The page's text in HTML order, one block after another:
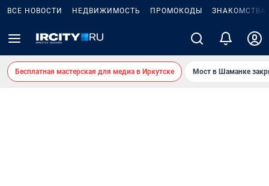
ВСЕ НОВОСТИ НЕДВИЖИМОСТЬ ПРОМОКОДЫ ЗНАКОМСТВА
Бесплатная мастерская для медиа в Иркутске Мост в Шаманке